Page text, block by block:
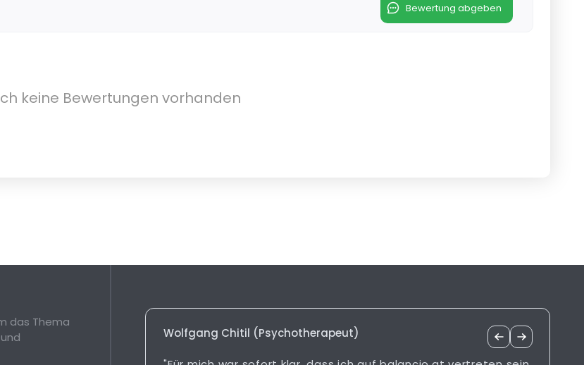
Bewertung abgeben
keine Bewertungen vorhanden
das Thema
Wolfgang Chitil (Psychotherapeut)